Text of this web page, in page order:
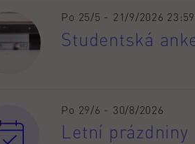
Po 25/5 - 21/9/2026 23:59
Studentská
Po 29/6 - 30/8/2026
Letní prázdniny